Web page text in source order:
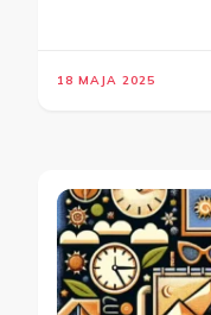
18 MAJA 2025